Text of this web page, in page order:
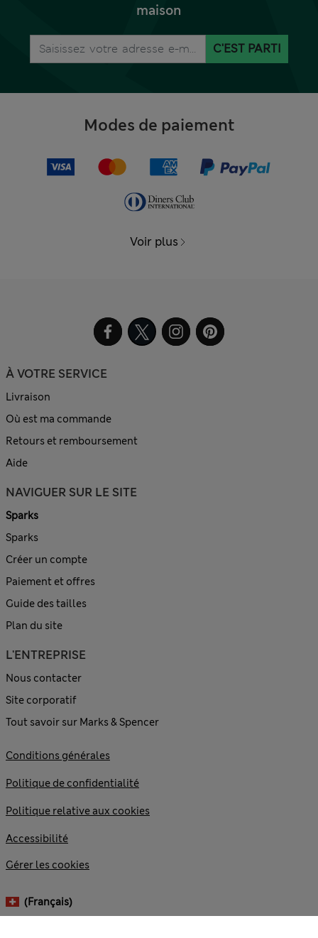
maison
C'EST PARTI
Modes de paiement
Voir plus
À VOTRE SERVICE
Livraison
Où est ma commande
Retours et remboursement
Aide
NAVIGUER SUR LE SITE
Sparks
Sparks
Créer un compte
Paiement et offres
Guide des tailles
Plan du site
L'ENTREPRISE
Nous contacter
Site corporatif
Tout savoir sur Marks & Spencer
Conditions générales
Politique de confidentialité
Politique relative aux cookies
Accessibilité
Gérer les cookies
(français)